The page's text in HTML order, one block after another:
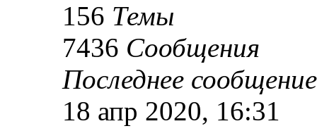
156 Темы
7436 Сообщения
Последнее сообщение
18 апр 2020, 16:31